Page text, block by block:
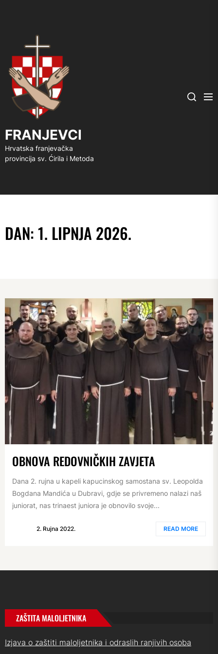
FRANJEVCI
Hrvatska franjevačka
provincija sv. Ćirila i Metoda
Search
DAN:1. LIPNJA 2026.
OBNOVA REDOVNIČKIH ZAVJETA
Dana 2. rujna u kapeli kapucinskog samostana sv. Leopolda
Bogdana Mandića u Dubravi, gdje se privremeno nalazi naš
juniorat, nas trinaest juniora je obnovilo svoje...
2. Rujna 2022. READ MORE
ZAŠTITA MALOLJETNIKA
Izjava o zaštiti maloljetnika i odraslih ranjivih osoba